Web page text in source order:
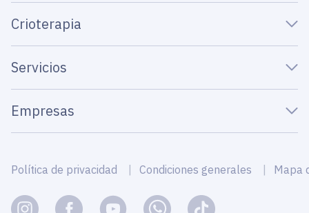
Crioterapia
Servicios
Empresas
Política de privacidad Condiciones generales Mapa